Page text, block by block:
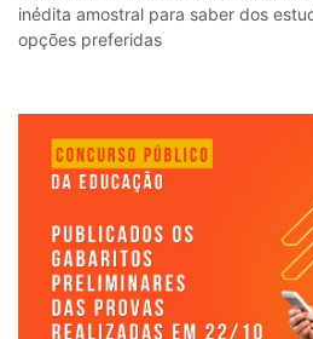
inédita amostral para saber dos
opções preferidas